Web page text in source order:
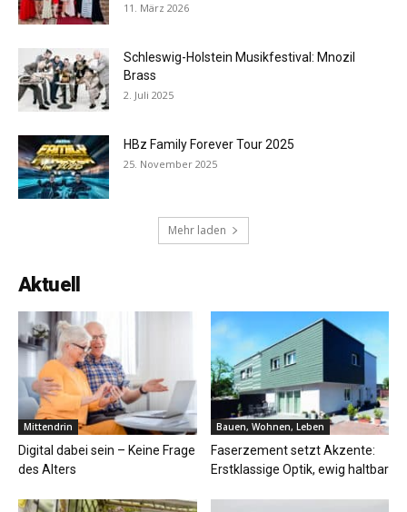
11. März 2026
Schleswig-Holstein Musikfestival: Mnozil
Brass
2. Juli 2025
HBz Family Forever Tour 2025
25. November 2025
Mehr laden
Aktuell
Mittendrin
Digital dabei sein – Keine Frage
des Alters
Bauen, Wohnen, Leben
Faserzement setzt Akzente:
Erstklassige Optik, ewig haltbar